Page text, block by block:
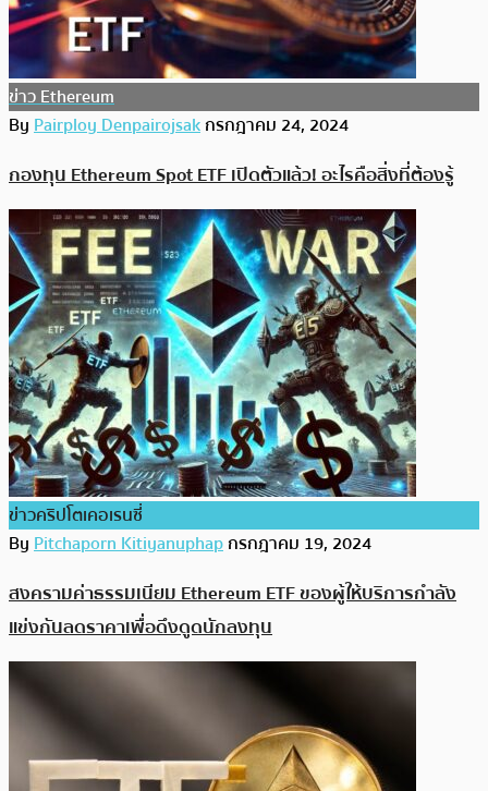
ข่าว Ethereum
ByPairploy Denpairojsakกรกฎาคม 24, 2024
กองทุน Ethereum Spot ETF เปิดตัวแล้ว! อะไรคือสิ่งที่ต้องรู้
ข่าวคริปโตเคอเรนซี่
ByPitchaporn Kitiyanuphapกรกฎาคม 19, 2024
สงครามค่าธรรมเนียม Ethereum ETF ของผู้ให้บริการกำลัง
แข่งกันลดราคาเพื่อดึงดูดนักลงทุน